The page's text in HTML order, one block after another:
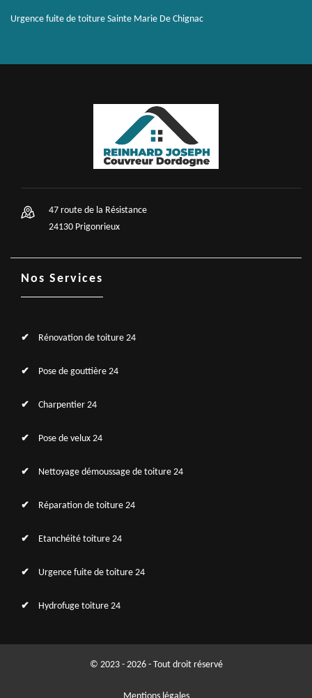
Urgence fuite de toiture Sainte Marie De Chignac
47 route de la Résistance
24130 Prigonrieux
Nos Services
Rénovation de toiture 24
Pose de gouttière 24
Charpentier 24
Pose de velux 24
Nettoyage démoussage de toiture 24
Réparation de toiture 24
Etanchéité toiture 24
Urgence fuite de toiture 24
Hydrofuge toiture 24
© 2023 - 2026 - Tout droit réservé